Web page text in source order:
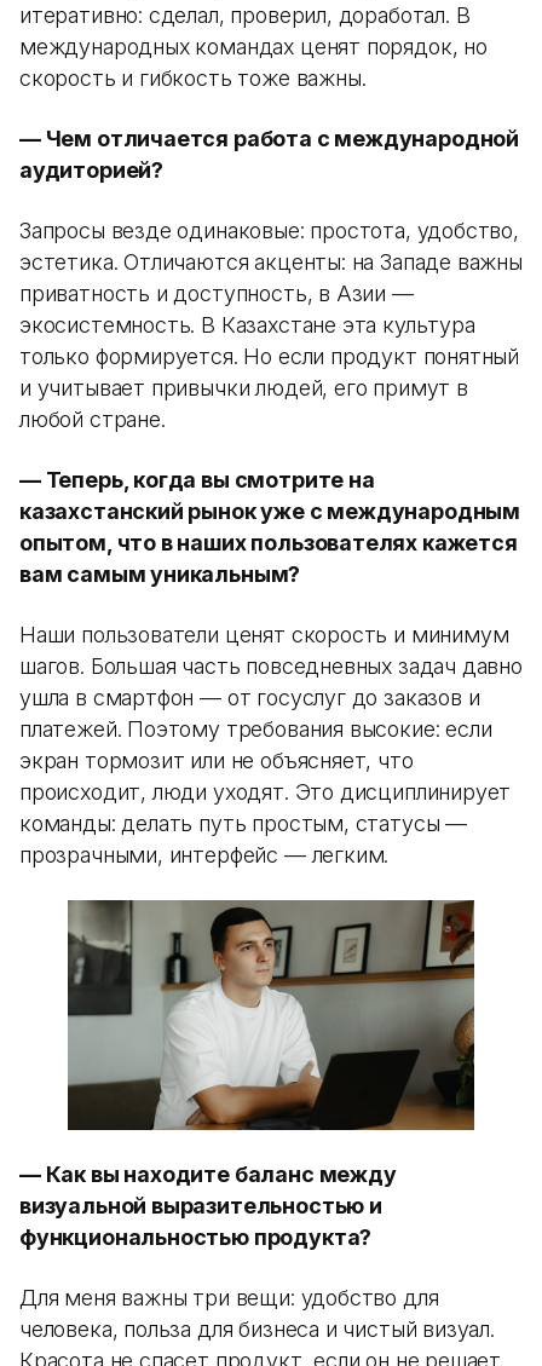
итеративно: сделал, проверил, доработал. В
международных командах ценят порядок, но
скорость и гибкость тоже важны.
— Чем отличается работа с международной
аудиторией?
Запросы везде одинаковые: простота, удобство,
эстетика. Отличаются акценты: на Западе важны
приватность и доступность, в Азии —
экосистемность. В Казахстане эта культура
только формируется. Но если продукт понятный
и учитывает привычки людей, его примут в
любой стране.
— Теперь, когда вы смотрите на
казахстанский рынок уже с международным
опытом, что в наших пользователях кажется
вам самым уникальным?
Наши пользователи ценят скорость и минимум
шагов. Большая часть повседневных задач давно
ушла в смартфон — от госуслуг до заказов и
платежей. Поэтому требования высокие: если
экран тормозит или не объясняет, что
происходит, люди уходят. Это дисциплинирует
команды: делать путь простым, статусы —
прозрачными, интерфейс — легким.
— Как вы находите баланс между
визуальной выразительностью и
функциональностью продукта?
Для меня важны три вещи: удобство для
человека, польза для бизнеса и чистый визуал.
Красота не спасет продукт, если он не решает